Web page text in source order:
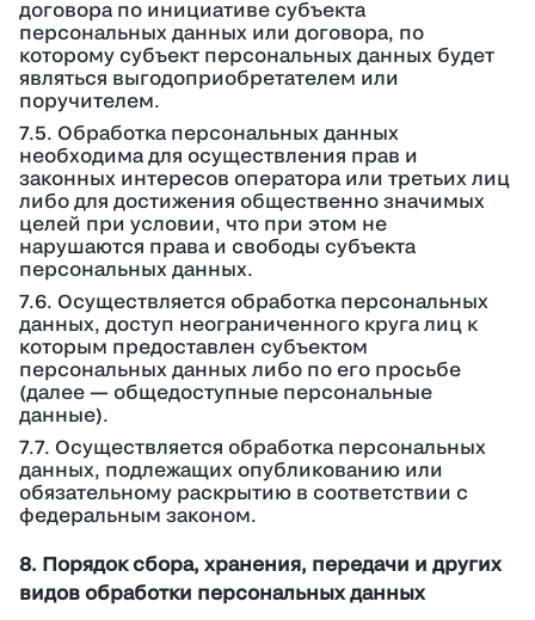
договора по инициативе субъекта
персональных данных или договора, по
которому субъект персональных данных будет
являться выгодоприобретателем или
поручителем.
7.5. Обработка персональных данных
необходима для осуществления прав и
законных интересов оператора или третьих лиц
либо для достижения общественно значимых
целей при условии, что при этом не
нарушаются права и свободы субъекта
персональных данных.
7.6. Осуществляется обработка персональных
данных, доступ неограниченного круга лиц к
которым предоставлен субъектом
персональных данных либо по его просьбе
(далее — общедоступные персональные
данные).
7.7. Осуществляется обработка персональных
данных, подлежащих опубликованию или
обязательному раскрытию в соответствии с
федеральным законом.
8. Порядок сбора, хранения, передачи и других
видов обработки персональных данных